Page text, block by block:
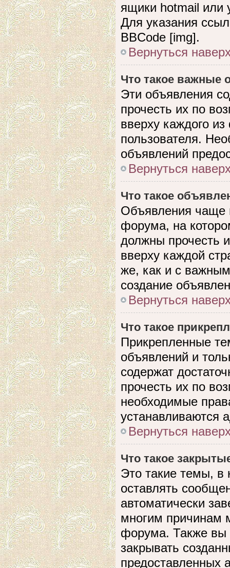
ящики hotmail или
Для указания
BBCode [img].
Вернуться
Что такое важные
Эти объявления
прочесть их по
вверху каждого
пользователя.
объявлений
Вернуться
Что такое
Объявления чаще
форума, на
должны прочесть
вверху каждой
же, как и с
создание
Вернуться
Что такое
Прикрепленные
объявлений и
содержат
прочесть их по
необходимые
устанавливаются
Вернуться
Что такое
Это такие темы, в
оставлять
автоматически
многим причинам
форума. Также вы
закрывать
предоставленных